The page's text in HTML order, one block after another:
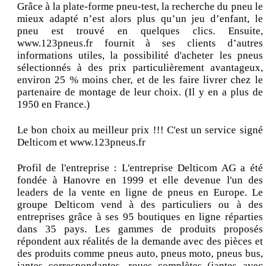
Grâce à la plate-forme pneu-test, la recherche du pneu le
mieux adapté n’est alors plus qu’un jeu d’enfant, le
pneu est trouvé en quelques clics. Ensuite,
www.123pneus.fr fournit à ses clients d’autres
informations utiles, la possibilité d'acheter les pneus
sélectionnés à des prix particulièrement avantageux,
environ 25 % moins cher, et de les faire livrer chez le
partenaire de montage de leur choix. (Il y en a plus de
1950 en France.)
Le bon choix au meilleur prix !!! C'est un service signé
Delticom et www.123pneus.fr
Profil de l'entreprise : L'entreprise Delticom AG a été
fondée à Hanovre en 1999 et elle devenue l'un des
leaders de la vente en ligne de pneus en Europe. Le
groupe Delticom vend à des particuliers ou à des
entreprises grâce à ses 95 boutiques en ligne réparties
dans 35 pays. Les gammes de produits proposés
répondent aux réalités de la demande avec des pièces et
des produits comme pneus auto, pneus moto, pneus bus,